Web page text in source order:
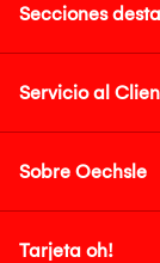
Secciones
Servicio al
Sobre Oechsle
Tarjeta oh!